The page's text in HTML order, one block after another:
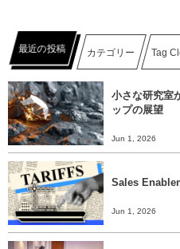
最近の投稿 カテゴリー Tag
小さな研究室
ップの展望
Jun 1, 2026
Sales
Jun 1, 2026